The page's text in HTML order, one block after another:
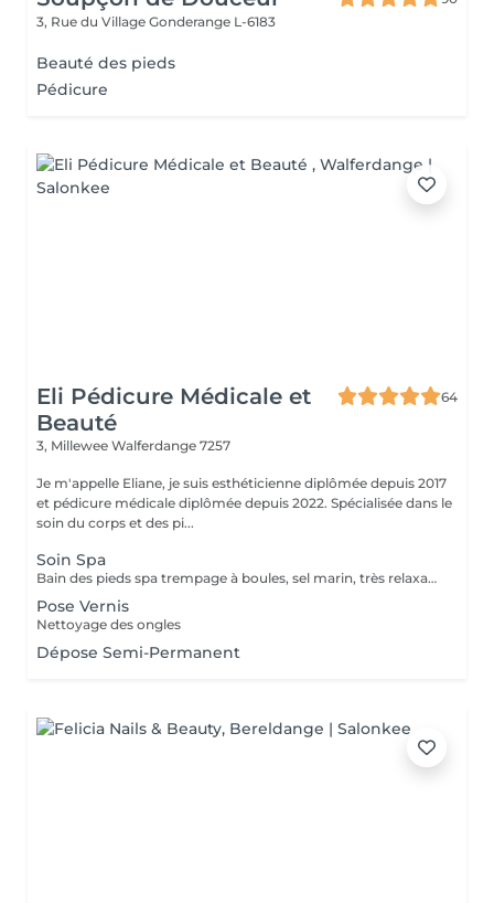
3, Rue du Village Gonderange L-6183
Beauté des pieds
Pédicure
Eli Pédicure Médicale et
Beauté
64
3, Millewee Walferdange 7257
Je m'appelle Eliane, je suis esthéticienne diplômée depuis 2017
et pédicure médicale diplômée depuis 2022. Spécialisée dans le
soin du corps et des pi...
Soin Spa
Bain des pieds spa trempage à boules, sel marin, très relaxant. Gommage & massage inclus. Service non disponible pour ongles mycosiques , je propose l'autre solution de traitement.
Pose Vernis
Nettoyage des ongles
Dépose Semi-Permanent